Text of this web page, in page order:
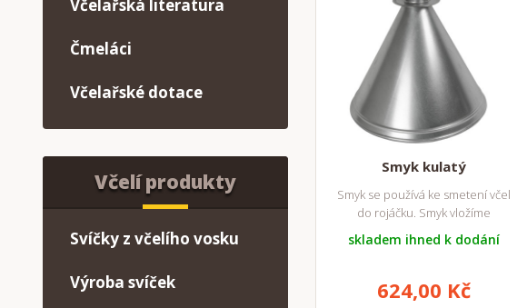
Smyk kulatý
Smyk se používá ke smetení včel
do rojáčku. Smyk vložíme
skladem ihned k dodání
624,00 Kč
Včelařská literatura
Čmeláci
Včelařské dotace
Včelí produkty
Svíčky z včelího vosku
Výroba svíček